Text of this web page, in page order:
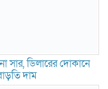
সার, ডিলারের দোকানে
দাম